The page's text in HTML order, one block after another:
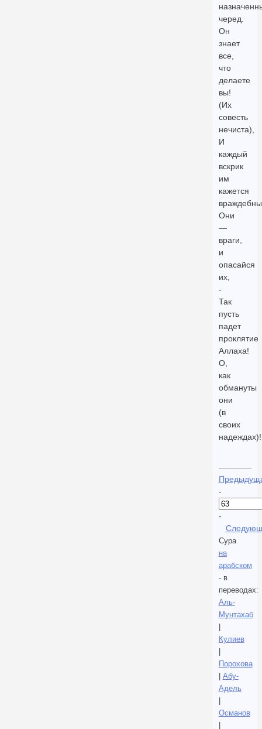
черед.
Он
знает
все,
что
делаете
вы!
(Их
совесть
нечиста),
И
каждый
вскрик
им
кажется
Они
—
враги,
и
опасайся
их,
-
Так
пусть
падет
проклятие
Аллаха!
О,
как
обмануты
они
(в
своих
надеждах)!
-
-
Сура
на
арабском
- в
переводах:
Аль-
Мунтахаб
Кулиев
Порохова
Абу-
Адель
Османов